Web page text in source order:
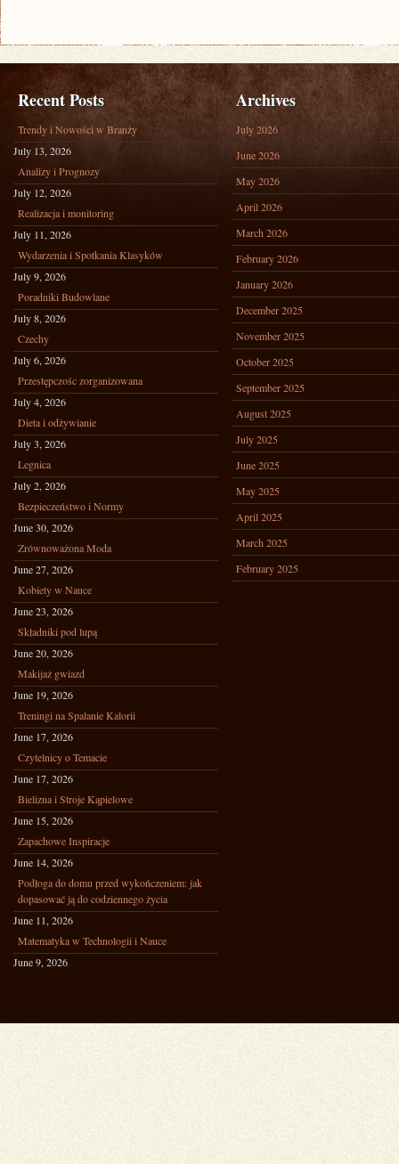
Recent Posts
Trendy i Nowości w Branży
July 13, 2026
Analizy i Prognozy
July 12, 2026
Realizacja i monitoring
July 11, 2026
Wydarzenia i Spotkania Klasyków
July 9, 2026
Poradniki Budowlane
July 8, 2026
Czechy
July 6, 2026
Przestępczośc zorganizowana
July 4, 2026
Dieta i odżywianie
July 3, 2026
Legnica
July 2, 2026
Bezpieczeństwo i Normy
June 30, 2026
Zrównoważona Moda
June 27, 2026
Kobiety w Nauce
June 23, 2026
Składniki pod lupą
June 20, 2026
Makijaż gwiazd
June 19, 2026
Treningi na Spalanie Kalorii
June 17, 2026
Czytelnicy o Temacie
June 17, 2026
Bielizna i Stroje Kąpielowe
June 15, 2026
Zapachowe Inspiracje
June 14, 2026
Podłoga do domu przed wykończeniem: jak
dopasować ją do codziennego życia
June 11, 2026
Matematyka w Technologii i Nauce
June 9, 2026
Archives
July 2026
June 2026
May 2026
April 2026
March 2026
February 2026
January 2026
December 2025
November 2025
October 2025
September 2025
August 2025
July 2025
June 2025
May 2025
April 2025
March 2025
February 2025